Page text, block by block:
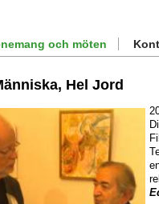
och möten
Hel Jord